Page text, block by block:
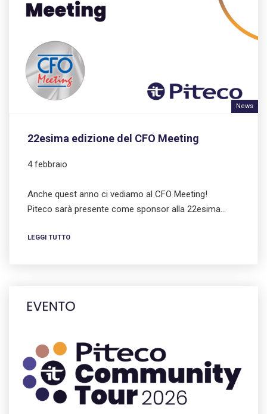
News
22esima edizione del CFO Meeting
4 febbraio
Anche quest anno ci vediamo al CFO Meeting!
Piteco sarà presente come sponsor alla 22esima…
LEGGI TUTTO